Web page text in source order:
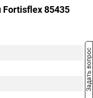
Fortisflex 85435
Задать вопрос